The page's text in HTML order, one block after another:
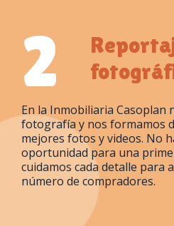
2
En la Inmobiliaria Casoplan
fotografía y nos formamos
mejores fotos y videos. No
oportunidad para una
cuidamos cada detalle para
número de compradores.